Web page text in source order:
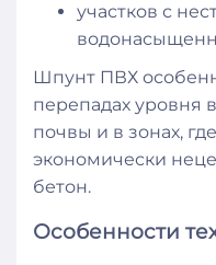
участков с
Шпунт ПВХ
перепадах уровня
почвы и в зонах,
экономически
бетон.
Особенности